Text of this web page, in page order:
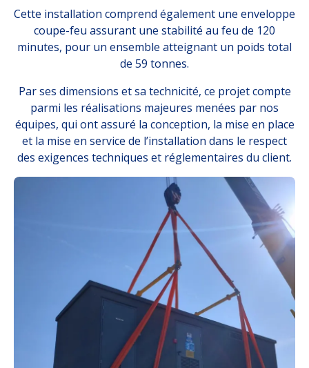
Cette installation comprend également une enveloppe
coupe-feu assurant une stabilité au feu de 120
minutes, pour un ensemble atteignant un poids total
de 59 tonnes.
Par ses dimensions et sa technicité, ce projet compte
parmi les réalisations majeures menées par nos
équipes, qui ont assuré la conception, la mise en place
et la mise en service de l’installation dans le respect
des exigences techniques et réglementaires du client.